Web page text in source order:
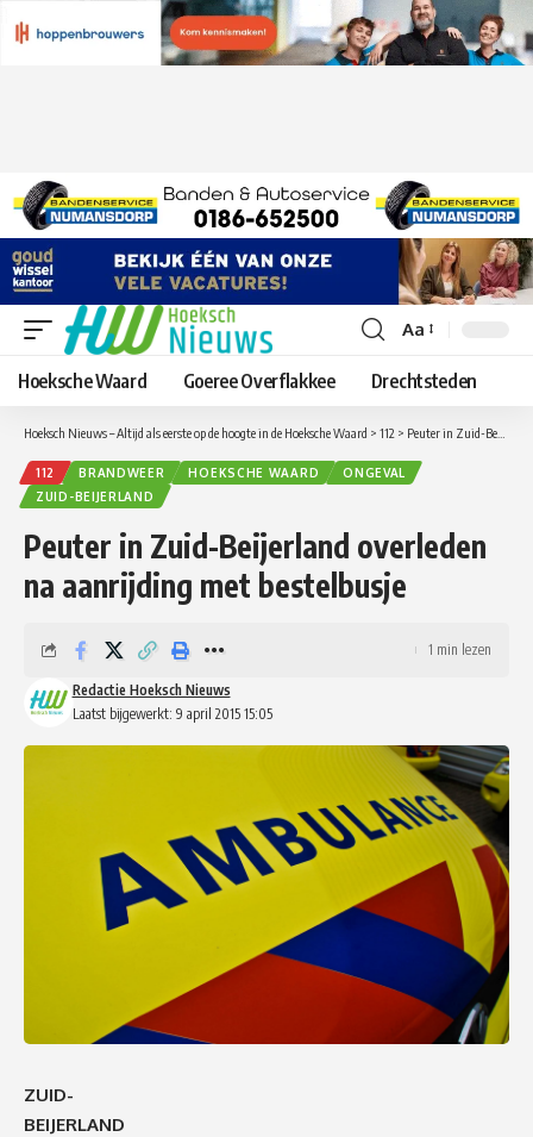
Lettergrootte
aanpassen
Aa
Hoeksche Waard Goeree Overflakkee Drechtsteden
Hoeksch Nieuws – Altijd als eerste op de hoogte in de Hoeksche Waard > 112 > Peuter in Zuid-Beijerland overleden na aanrijding met bestelbusje
112 BRANDWEER HOEKSCHE WAARD
ONGEVAL
ZUID-BEIJERLAND
Peuter in Zuid-Beijerland overleden
na aanrijding met bestelbusje
Laatst bijgewerkt: 9 april 2015 15:05
Redactie Hoeksch Nieuws
1 min lezen
ZUID-
BEIJERLAND